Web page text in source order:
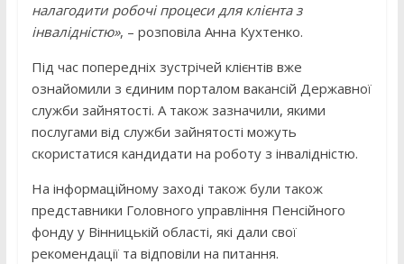
налагодити робочі процеси для клієнта з
інвалідністю», – розповіла Анна Кухтенко.
Під час попередніх зустрічей клієнтів вже
ознайомили з єдиним порталом вакансій Державної
служби зайнятості. А також зазначили, якими
послугами від служби зайнятості можуть
скористатися кандидати на роботу з інвалідністю.
На інформаційному заході також були також
представники Головного управління Пенсійного
фонду у Вінницькій області, які дали свої
рекомендації та відповіли на питання.